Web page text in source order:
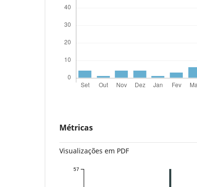
Métricas
Visualizações em PDF
57